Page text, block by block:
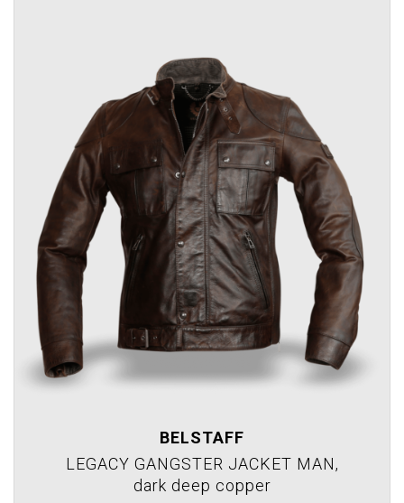
BELSTAFF
LEGACY GANGSTER JACKET MAN,
dark deep copper